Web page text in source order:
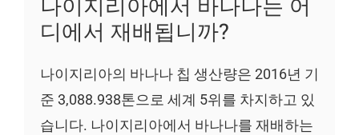
디에서 재배됩니까?
나이지리아의 바나나 칩 생산량은 2016년 기
준 3,088.938톤으로 세계 5위를 차지하고 있
습니다. 나이지리아에서 바나나를 재배하는